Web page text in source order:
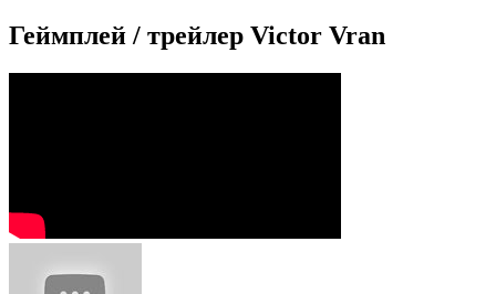
Геймплей / трейлер Victor Vran